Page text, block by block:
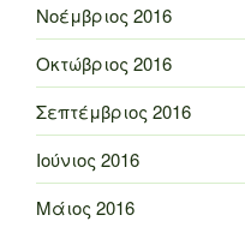
Νοέμβριος 2016
Οκτώβριος 2016
Σεπτέμβριος 2016
Ιούνιος 2016
Μάιος 2016